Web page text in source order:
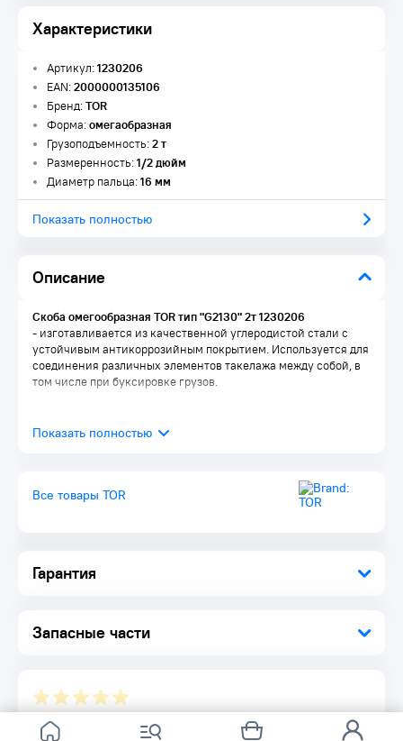
Характеристики
Описание
Гарантия
Запасные части
Артикул:1230206
EAN:2000000135106
Бренд:TOR
Форма:омегаобразная
Грузоподъемность:2 т
Размеренность:1/2 дюйм
Диаметр пальца:16 мм
Показать полностью
Скоба омегообразная TOR тип "G2130" 2т 1230206
- изготавливается из качественной углеродистой стали с
устойчивым антикоррозийным покрытием. Используется для
соединения различных элементов такелажа между собой, в
том числе при буксировке грузов.
Все товары TOR
Отзывов ещё нет.